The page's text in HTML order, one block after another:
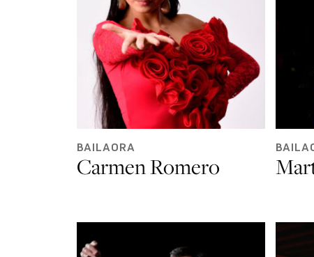
BAILAORA
Carmen Romero